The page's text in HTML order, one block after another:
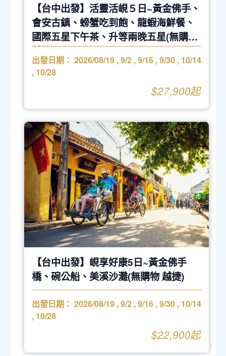
【台中出發】活靈活峴５日~黃金佛手、
會安古鎮、螃蟹吃到飽、龍蝦海鮮餐、
國際五星下午茶、升等兩晚五星(無購物
越捷)
出發日期：2026/08/19 ,9/2 ,9/16 ,9/30 , 10/14
, 10/28
$27,900起
【台中出發】峴享好康5日~黃金佛手
橋、碗公船、美溪沙灘(無購物 越捷)
出發日期：2026/08/19 ,9/2 ,9/16 ,9/30 , 10/14
, 10/28
$22,900起